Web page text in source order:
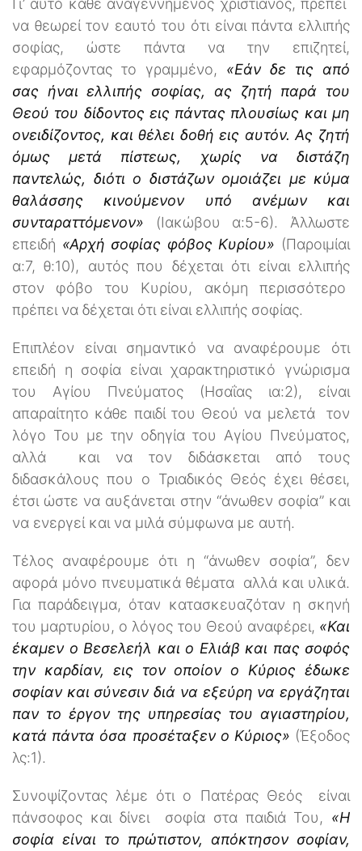
Γι’ αυτό κάθε αναγεννημένος χριστιανός, πρέπει
να θεωρεί τον εαυτό του ότι είναι πάντα ελλιπής
σοφίας, ώστε πάντα να την επιζητεί,
εφαρμόζοντας το γραμμένο, «Εάν δε τις από
σας ήναι ελλιπής σοφίας, ας ζητή παρά του
Θεού του δίδοντος εις πάντας πλουσίως και μη
ονειδίζοντος, και θέλει δοθή εις αυτόν. Ας ζητή
όμως μετά πίστεως, χωρίς να διστάζη
παντελώς, διότι ο διστάζων ομοιάζει με κύμα
θαλάσσης κινούμενον υπό ανέμων και
συνταραττόμενον» (Ιακώβου α:5-6). Άλλωστε
επειδή «Αρχή σοφίας φόβος Κυρίου» (Παροιμίαι
α:7, θ:10), αυτός που δέχεται ότι είναι ελλιπής
στον φόβο του Κυρίου, ακόμη περισσότερο
πρέπει να δέχεται ότι είναι ελλιπής σοφίας.
Επιπλέον είναι σημαντικό να αναφέρουμε ότι
επειδή η σοφία είναι χαρακτηριστικό γνώρισμα
του Αγίου Πνεύματος (Ησαΐας ια:2), είναι
απαραίτητο κάθε παιδί του Θεού να μελετά τον
λόγο Του με την οδηγία του Αγίου Πνεύματος,
αλλά και να τον διδάσκεται από τους
διδασκάλους που ο Τριαδικός Θεός έχει θέσει,
έτσι ώστε να αυξάνεται στην ‘‘άνωθεν σοφία’’ και
να ενεργεί και να μιλά σύμφωνα με αυτή.
Τέλος αναφέρουμε ότι η ‘‘άνωθεν σοφία’’, δεν
αφορά μόνο πνευματικά θέματα αλλά και υλικά.
Για παράδειγμα, όταν κατασκευαζόταν η σκηνή
του μαρτυρίου, ο λόγος του Θεού αναφέρει, «Και
έκαμεν ο Βεσελεήλ και ο Ελιάβ και πας σοφός
την καρδίαν, εις τον οποίον ο Κύριος έδωκε
σοφίαν και σύνεσιν διά να εξεύρη να εργάζηται
παν το έργον της υπηρεσίας του αγιαστηρίου,
κατά πάντα όσα προσέταξεν ο Κύριος» (Έξοδος
λς:1).
Συνοψίζοντας λέμε ότι ο Πατέρας Θεός είναι
πάνσοφος και δίνει σοφία στα παιδιά Του, «Η
σοφία είναι το πρώτιστον, απόκτησον σοφίαν,